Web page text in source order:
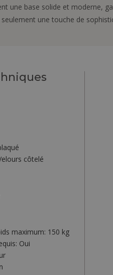
une base solide et moderne,
une touche de
côtelé
maximum: 150 kg
Oui